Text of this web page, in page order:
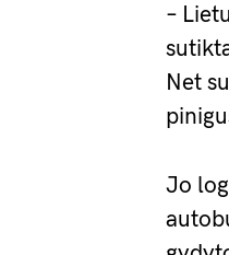
–
Net
Jo